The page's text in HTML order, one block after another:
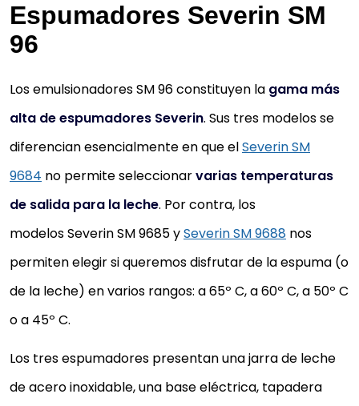
Espumadores Severin SM
96
Los emulsionadores SM 96 constituyen la gama más
alta de espumadores Severin. Sus tres modelos se
diferencian esencialmente en que elSeverin SM
9684 no permite seleccionarvarias temperaturas
de salida para la leche. Por contra, los
modelos Severin SM 9685 ySeverin SM 9688 nos
permiten elegir si queremos disfrutar de la espuma (o
de la leche) en varios rangos: a 65º C, a 60º C, a 50º C
o a 45º C.
Los tres espumadores presentan una jarra de leche
de acero inoxidable, una base eléctrica, tapadera